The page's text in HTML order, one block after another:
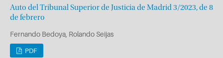
Auto del Tribunal Superior de Justicia de Madrid 3/2023, de 8
de febrero
Fernando Bedoya, Rolando Seijas
PDF